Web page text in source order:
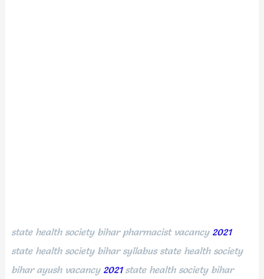
state health society bihar pharmacist vacancy 2021
state health society bihar syllabus state health society
bihar ayush vacancy 2021 state health society bihar